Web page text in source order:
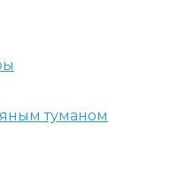
туманом